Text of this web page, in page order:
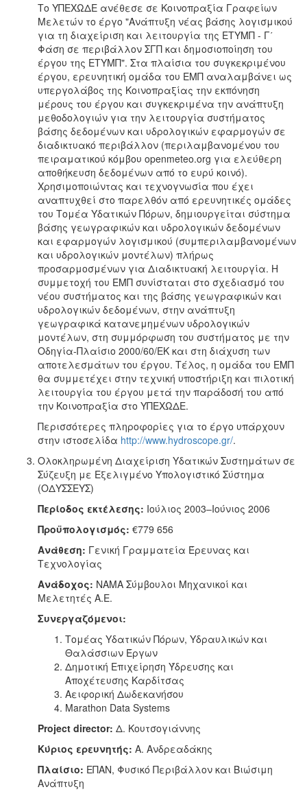
Tο ΥΠΕΧΩΔΕ ανέθεσε σε Κοινοπραξία Γραφείων
Μελετών το έργο "Ανάπτυξη νέας βάσης λογισμικού
για τη διαχείριση και λειτουργία της ΕΤΥΜΠ - Γ΄
Φάση σε περιβάλλον ΣΓΠ και δημοσιοποίηση του
έργου της ΕΤΥΜΠ". Στα πλαίσια του συγκεκριμένου
έργου, ερευνητική ομάδα του ΕΜΠ αναλαμβάνει ως
υπεργολάβος της Κοινοπραξίας την εκπόνηση
μέρους του έργου και συγκεκριμένα την ανάπτυξη
μεθοδολογιών για την λειτουργία συστήματος
βάσης δεδομένων και υδρολογικών εφαρμογών σε
διαδικτυακό περιβάλλον (περιλαμβανομένου του
πειραματικού κόμβου openmeteo.org για ελεύθερη
αποθήκευση δεδομένων από το ευρύ κοινό).
Χρησιμοποιώντας και τεχνογνωσία που έχει
αναπτυχθεί στο παρελθόν από ερευνητικές ομάδες
του Τομέα Υδατικών Πόρων, δημιουργείται σύστημα
βάσης γεωγραφικών και υδρολογικών δεδομένων
και εφαρμογών λογισμικού (συμπεριλαμβανομένων
και υδρολογικών μοντέλων) πλήρως
προσαρμοσμένων για Διαδικτυακή λειτουργία. Η
συμμετοχή του ΕΜΠ συνίσταται στο σχεδιασμό του
νέου συστήματος και της βάσης γεωγραφικών και
υδρολογικών δεδομένων, στην ανάπτυξη
γεωγραφικά κατανεμημένων υδρολογικών
μοντέλων, στη συμμόρφωση του συστήματος με την
Οδηγία-Πλαίσιο 2000/60/ΕΚ και στη διάχυση των
αποτελεσμάτων του έργου. Τέλος, η ομάδα του ΕΜΠ
θα συμμετέχει στην τεχνική υποστήριξη και πιλοτική
λειτουργία του έργου μετά την παράδοσή του από
την Κοινοπραξία στο ΥΠΕΧΩΔΕ.
Περισσότερες πληροφορίες για το έργο υπάρχουν
στην ιστοσελίδα http://www.hydroscope.gr/.
Ολοκληρωμένη Διαχείριση Υδατικών Συστημάτων σε
Σύζευξη με Εξελιγμένο Υπολογιστικό Σύστημα
(ΟΔΥΣΣΕΥΣ)
Περίοδος εκτέλεσης: Ιούλιος 2003–Ιούνιος 2006
Προϋπολογισμός: €779 656
Ανάθεση: Γενική Γραμματεία Έρευνας και
Τεχνολογίας
Ανάδοχος: ΝΑΜΑ Σύμβουλοι Μηχανικοί και
Μελετητές Α.Ε.
Συνεργαζόμενοι:
Τομέας Υδατικών Πόρων, Υδραυλικών και
Θαλάσσιων Έργων
Δημοτική Επιχείρηση Ύδρευσης και
Αποχέτευσης Καρδίτσας
Αειφορική Δωδεκανήσου
Marathon Data Systems
Project director: Δ. Κουτσογιάννης
Κύριος ερευνητής: Α. Ανδρεαδάκης
Πλαίσιο: ΕΠΑΝ, Φυσικό Περιβάλλον και Βιώσιμη
Ανάπτυξη